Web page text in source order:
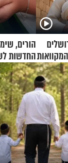
הורים,
החדשות
בסקווישי